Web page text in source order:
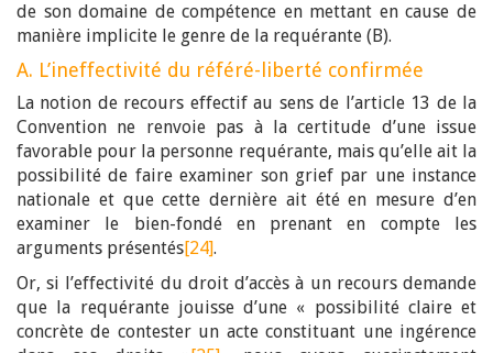
de son domaine de compétence en mettant en cause de
manière implicite le genre de la requérante (B).
A. L’ineffectivité du référé-liberté confirmée
La notion de recours effectif au sens de l’article 13 de la
Convention ne renvoie pas à la certitude d’une issue
favorable pour la personne requérante, mais qu’elle ait la
possibilité de faire examiner son grief par une instance
nationale et que cette dernière ait été en mesure d’en
examiner le bien-fondé en prenant en compte les
arguments présentés[24].
Or, si l’effectivité du droit d’accès à un recours demande
que la requérante jouisse d’une « possibilité claire et
concrète de contester un acte constituant une ingérence